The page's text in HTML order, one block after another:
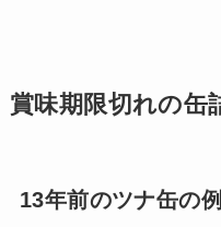
賞味期限切れの缶
13年前のツナ缶の例